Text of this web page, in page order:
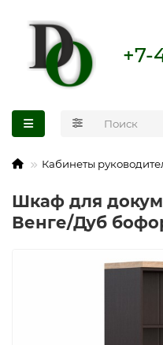
+7-
Кабинеты
Шкаф для
Венге/Дуб